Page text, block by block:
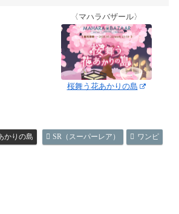
〈マハラバザール〉
桜舞う花あかりの島
かりの島 SR（スーパーレア） ワンピ